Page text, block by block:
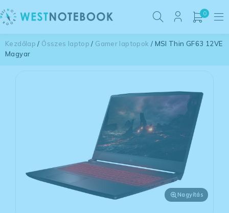
0
Kezdőlap / Összes laptop / Gamer laptopok / MSI Thin GF63 12VE
Magyar
Nagyítás